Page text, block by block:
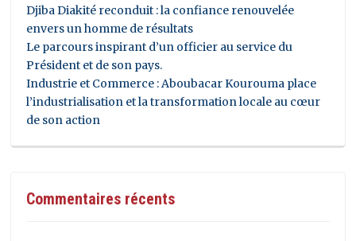
Djiba Diakité reconduit : la confiance renouvelée
envers un homme de résultats
Le parcours inspirant d’un officier au service du
Président et de son pays.
Industrie et Commerce : Aboubacar Kourouma place
l’industrialisation et la transformation locale au cœur
de son action
Commentaires récents